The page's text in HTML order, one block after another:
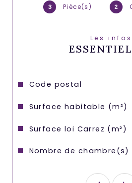
3 Pièce(s) 2
Les infos
Caractéristiques Valeurs
Code postal
Surface habitable (m²)
Surface loi Carrez (m²)
Nombre de chambre(s)
Pour un pied à terre, une
l'année, ce bien s'adapte
bien entretenue sans
ravalement récent)
site Géorisques :